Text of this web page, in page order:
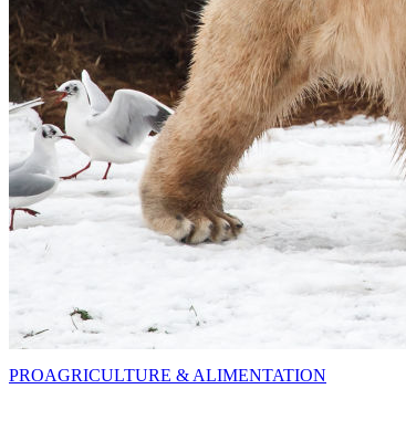
PROAGRICULTURE & ALIMENTATION